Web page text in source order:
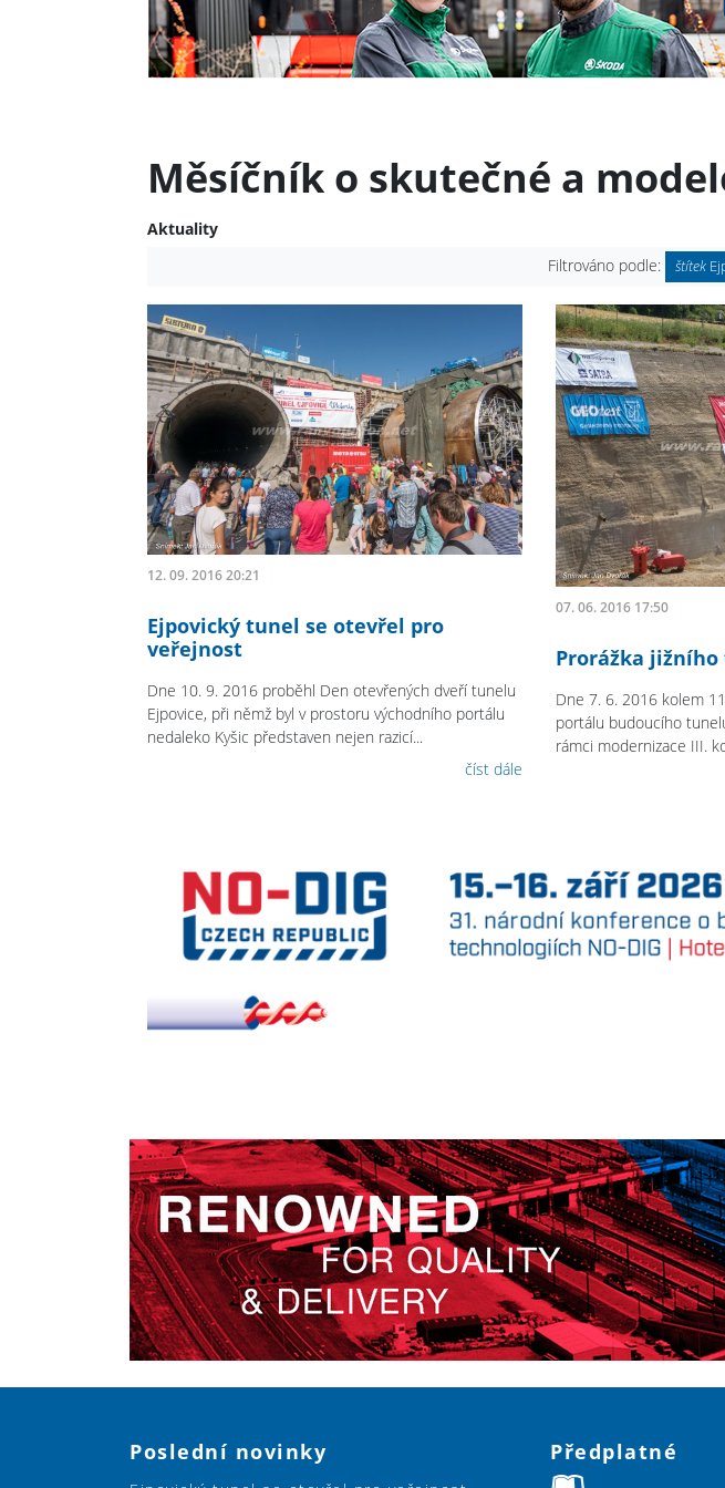
Měsíčník o skutečné a
Aktuality
Filtrováno podle:
štítek
12. 09. 2016 20:21
Ejpovický tunel se otevřel pro
veřejnost
Dne 10. 9. 2016 proběhl Den otevřených dveří tunelu
Ejpovice, při němž byl v prostoru východního portálu
nedaleko Kyšic představen nejen razicí...
číst dále
07. 06. 2016 17:50
Prorážka
Dne 7. 6. 2016 kolem
portálu budoucího
rámci modernizace III.
Poslední novinky Předplatné